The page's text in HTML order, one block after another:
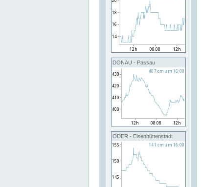
DONAU - Passau
ODER - Eisenhüttenstadt